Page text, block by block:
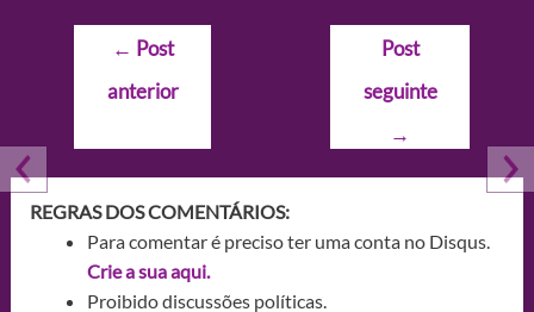
Navegação
Post
← Post
anterior
Post
seguinte
→
REGRAS DOS COMENTÁRIOS:
Para comentar é preciso ter uma conta no Disqus.
Crie a sua aqui.
Proibido discussões políticas.